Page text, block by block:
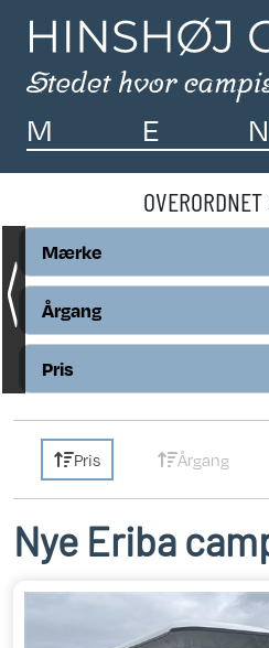
M E N
Mærke
Årgang
Pris
Pris Årgang
Nye Eriba